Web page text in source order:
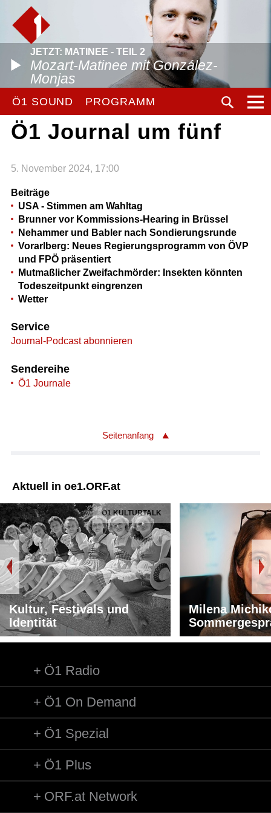
JETZT: MATINEE - TEIL 2
Mozart-Matinee mit González-
Monjas
Ö1 SOUND PROGRAMM
Ö1 Journal um fünf
5. November 2024, 17:00
Beiträge
USA - Stimmen am Wahltag
Brunner vor Kommissions-Hearing in Brüssel
Nehammer und Babler nach Sondierungsrunde
Vorarlberg: Neues Regierungsprogramm von ÖVP
und FPÖ präsentiert
Mutmaßlicher Zweifachmörder: Insekten könnten
Todeszeitpunkt eingrenzen
Wetter
Service
Journal-Podcast abonnieren
Sendereihe
Ö1 Journale
Seitenanfang
Aktuell in oe1.ORF.at
Ö1 KULTURTALK
Kultur, Festivals und
Identität
Milena
Ö1 Radio
Ö1 On Demand
Ö1 Spezial
Ö1 Plus
ORF.at Network